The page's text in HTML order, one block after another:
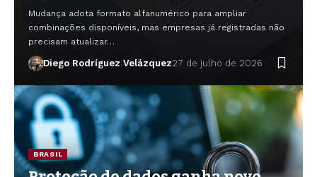
Mudança adota formato alfanumérico para ampliar
combinações disponíveis, mas empresas já registradas não
precisam atualizar…
Diego Rodríguez Velázquez27 de julho de 2026
BRASIL